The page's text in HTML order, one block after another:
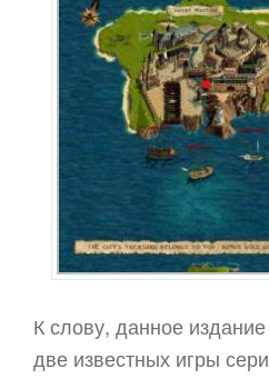
К слову, данное
две известных игры